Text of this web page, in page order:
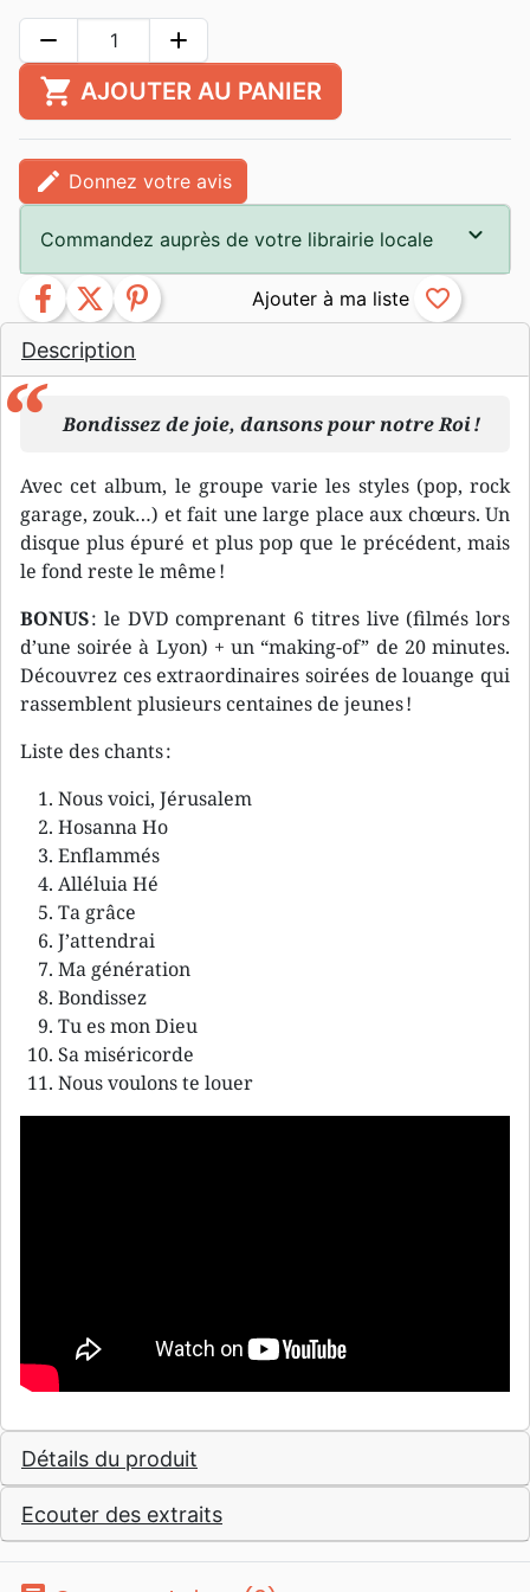
Description
Bondissez de joie, dansons pour notre Roi !
Avec cet album, le groupe varie les styles (pop, rock
garage, zouk…) et fait une large place aux chœurs. Un
disque plus épuré et plus pop que le précédent, mais
le fond reste le même !
BONUS: le DVD comprenant 6 titres live (filmés lors
d’une soirée à Lyon) + un “making-of” de 20 minutes.
Découvrez ces extraordinaires soirées de louange qui
rassemblent plusieurs centaines de jeunes !
Liste des chants :
Nous voici, Jérusalem
Hosanna Ho
Enflammés
Alléluia Hé
Ta grâce
J’attendrai
Ma génération
Bondissez
Tu es mon Dieu
Sa miséricorde
Nous voulons te louer
Détails du produit
Ecouter des extraits
remove add
shopping_cart AJOUTER AU PANIER
edit Donnez votre avis
Commandez auprès de votre librairie locale
facebook twitter pinterest favorite_border